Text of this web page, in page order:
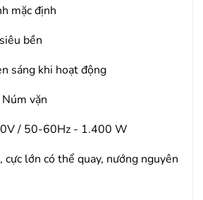
mặc định
bền
sáng khi hoạt động
vặn
/ 50-60Hz - 1.400 W
lớn có thể quay, nướng nguyên